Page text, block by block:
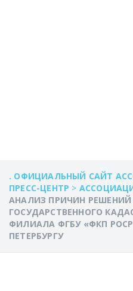
. ОФИЦИАЛЬНЫЙ САЙТ
ПРЕСС-ЦЕНТР >
АНАЛИЗ ПРИЧИН
ГОСУДАРСТВЕННОГО
ФИЛИАЛА ФГБУ «ФКП
ПЕТЕРБУРГУ